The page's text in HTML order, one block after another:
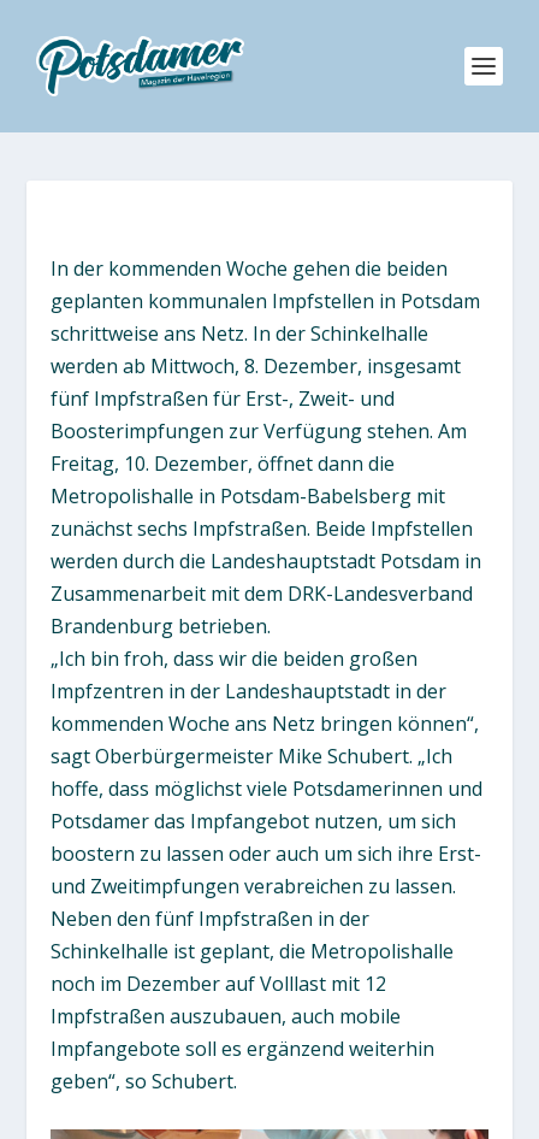
In der kommenden Woche gehen die beiden
geplanten kommunalen Impfstellen in Potsdam
schrittweise ans Netz. In der Schinkelhalle
werden ab Mittwoch, 8. Dezember, insgesamt
fünf Impfstraßen für Erst-, Zweit- und
Boosterimpfungen zur Verfügung stehen. Am
Freitag, 10. Dezember, öffnet dann die
Metropolishalle in Potsdam-Babelsberg mit
zunächst sechs Impfstraßen. Beide Impfstellen
werden durch die Landeshauptstadt Potsdam in
Zusammenarbeit mit dem DRK-Landesverband
Brandenburg betrieben.
„Ich bin froh, dass wir die beiden großen
Impfzentren in der Landeshauptstadt in der
kommenden Woche ans Netz bringen können“,
sagt Oberbürgermeister Mike Schubert. „Ich
hoffe, dass möglichst viele Potsdamerinnen und
Potsdamer das Impfangebot nutzen, um sich
boostern zu lassen oder auch um sich ihre Erst-
und Zweitimpfungen verabreichen zu lassen.
Neben den fünf Impfstraßen in der
Schinkelhalle ist geplant, die Metropolishalle
noch im Dezember auf Volllast mit 12
Impfstraßen auszubauen, auch mobile
Impfangebote soll es ergänzend weiterhin
geben“, so Schubert.